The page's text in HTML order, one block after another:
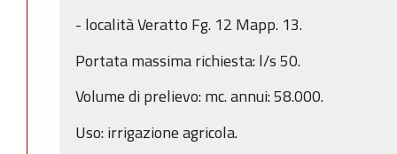
- località Veratto Fg. 12 Mapp. 13.
Portata massima richiesta: l/s 50.
Volume di prelievo: mc. annui: 58.000.
Uso: irrigazione agricola.